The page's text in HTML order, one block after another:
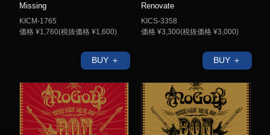
Missing
KICM-1765
価格 ¥1,760(税抜価格 ¥1,600)
BUY ＋
Renovate
KICS-3358
価格 ¥3,300(税抜価格 ¥3,000)
BUY ＋